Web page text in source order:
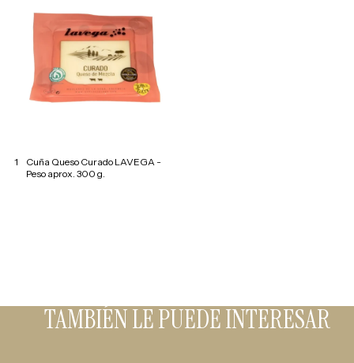
1
Cuña Queso Curado LAVEGA -
Peso aprox. 300 g.
TAMBIÉN LE PUEDE INTERESAR